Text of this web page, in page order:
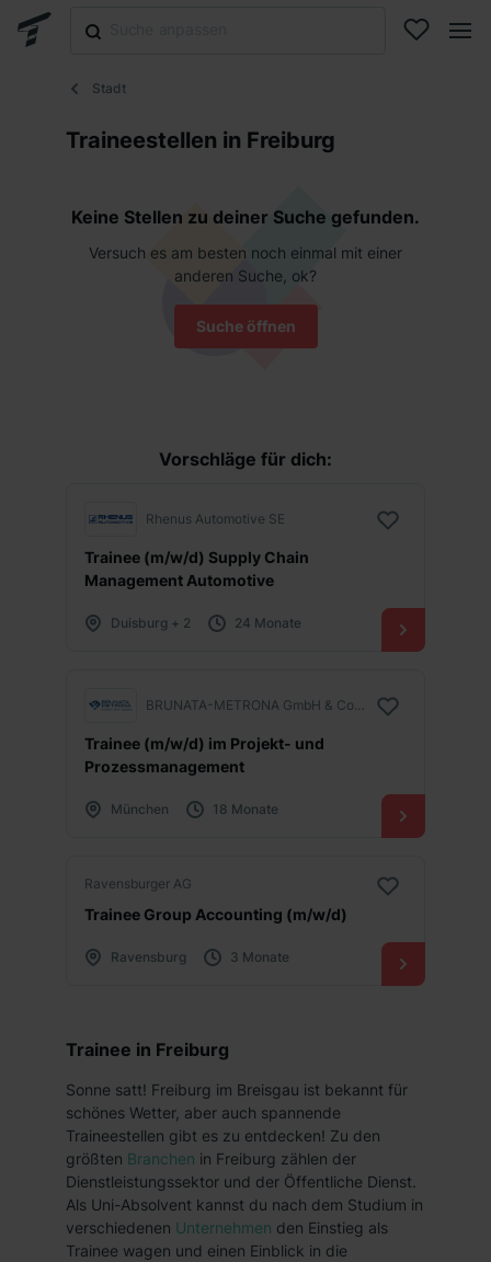
Stadt
Traineestellen in Freiburg
Keine Stellen zu deiner Suche gefunden.
Versuch es am besten noch einmal mit einer
anderen Suche, ok?
Suche öffnen
Vorschläge für dich:
Rhenus Automotive SE
Trainee (m/w/d) Supply Chain
Management Automotive
Duisburg + 2 24 Monate
BRUNATA-METRONA GmbH & Co. KG
Trainee (m/w/d) im Projekt- und
Prozessmanagement
München 18 Monate
Ravensburger AG
Trainee Group Accounting (m/w/d)
Ravensburg 3 Monate
Trainee in Freiburg
Sonne satt! Freiburg im Breisgau ist bekannt für
schönes Wetter, aber auch spannende
Traineestellen gibt es zu entdecken! Zu den
größten Branchen in Freiburg zählen der
Dienstleistungssektor und der Öffentliche Dienst.
Als Uni-Absolvent kannst du nach dem Studium in
verschiedenen Unternehmen den Einstieg als
Trainee wagen und einen Einblick in die